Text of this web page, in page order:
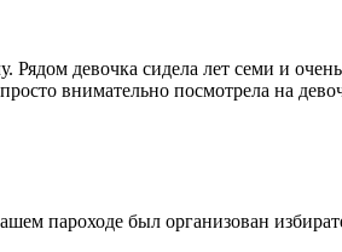
девочка сидела лет семи и
внимательно посмотрела на
пароходе был организован